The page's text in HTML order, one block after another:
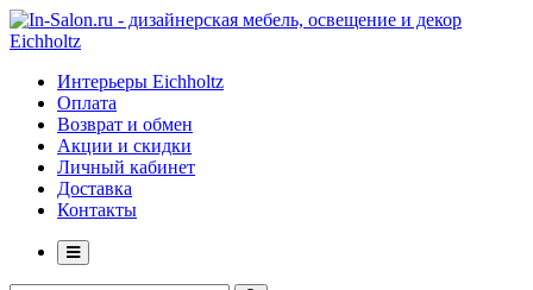
Интерьеры Eichholtz
Оплата
Возврат и обмен
Акции и скидки
Личный кабинет
Доставка
Контакты